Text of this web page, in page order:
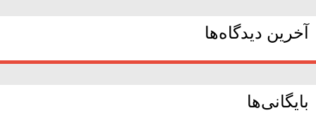
آخرین دیدگاه‌ها
بایگانی‌ها